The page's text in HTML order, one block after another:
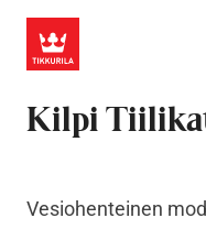
Kilpi
Vesiohenteinen